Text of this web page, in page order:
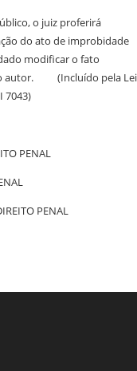
o juiz proferirá
do ato de improbidade
modificar o fato
autor. (Incluído pela Lei
7043)
PENAL
PENAL